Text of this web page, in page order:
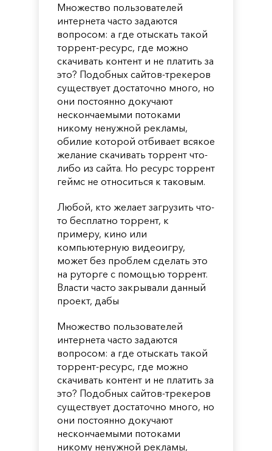
Множество пользователей
интернета часто задаются
вопросом: а где отыскать такой
торрент-ресурс, где можно
скачивать контент и не платить за
это? Подобных сайтов-трекеров
существует достаточно много, но
они постоянно докучают
нескончаемыми потоками
никому ненужной рекламы,
обилие которой отбивает всякое
желание скачивать торрент что-
либо из сайта. Но ресурс торрент
геймс не относиться к таковым.
Любой, кто желает загрузить что-
то бесплатно торрент, к
примеру, кино или
компьютерную видеоигру,
может без проблем сделать это
на руторге с помощью торрент.
Власти часто закрывали данный
проект, дабы
Множество пользователей
интернета часто задаются
вопросом: а где отыскать такой
торрент-ресурс, где можно
скачивать контент и не платить за
это? Подобных сайтов-трекеров
существует достаточно много, но
они постоянно докучают
нескончаемыми потоками
никому ненужной рекламы,